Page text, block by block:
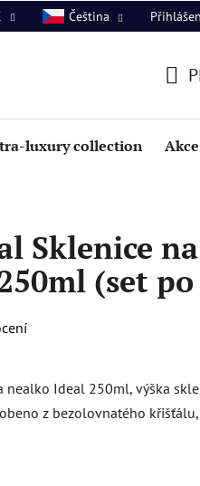
Čeština
luxury collection
Sklenice
(set po
nealko Ideal 250ml, výška
z bezolovnatého